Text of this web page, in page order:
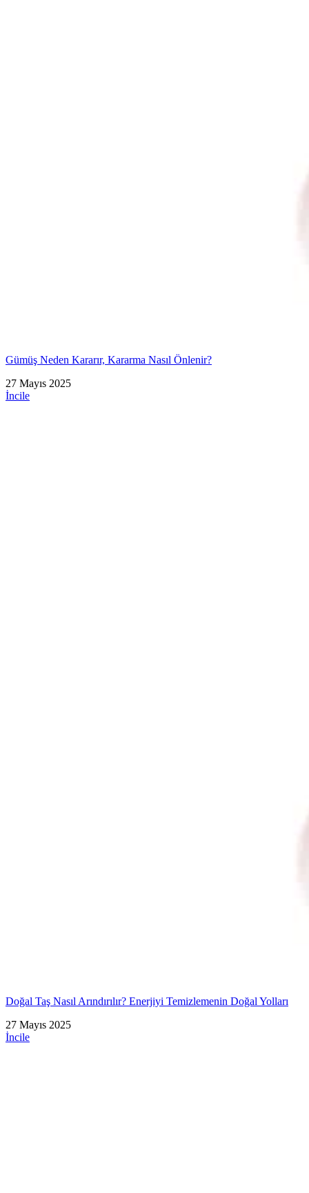
Gümüş Neden Kararır, Kararma Nasıl Önlenir?
27 Mayıs 2025
İncile
Doğal Taş Nasıl Arındırılır? Enerjiyi Temizlemenin Doğal Yolları
27 Mayıs 2025
İncile